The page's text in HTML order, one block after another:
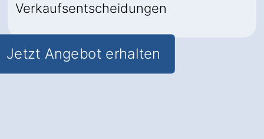
Verkaufsentscheidungen
Jetzt Angebot erhalten